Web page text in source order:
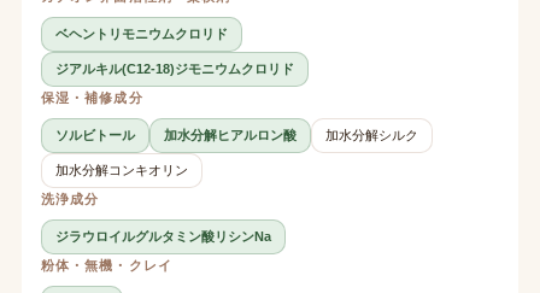
ベヘントリモニウムクロリド
ジアルキル(C12-18)ジモニウムクロリド
保湿・補修成分
ソルビトール 加水分解ヒアルロン酸 加水分解シルク
加水分解コンキオリン
洗浄成分
ジラウロイルグルタミン酸リシンNa
粉体・無機・クレイ